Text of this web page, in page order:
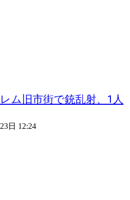
ム旧市街で銃乱射、1人
日 12:24